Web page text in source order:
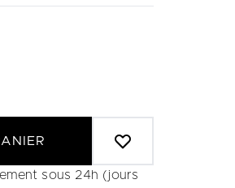
sous 24h (jours